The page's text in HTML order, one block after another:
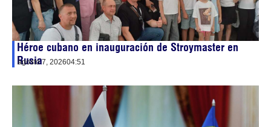
Héroe cubano en inauguración de Stroymaster en
Rusia
agosto 7, 202604:51